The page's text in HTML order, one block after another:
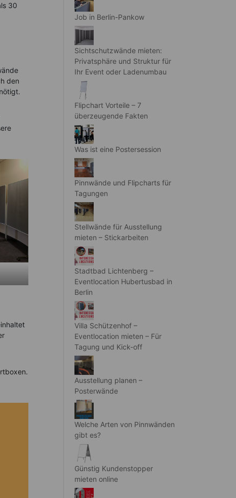
30
den
Job in Berlin-Pankow
Sichtschutzwände mieten:
Privatsphäre und Struktur für
Ihr Event oder Ladenumbau
Flipchart Vorteile – 7
überzeugende Fakten
Was ist eine Postersession
Pinnwände und Flipcharts für
Tagungen
Stellwände für Ausstellung
mieten – Stickarbeiten
Stadtbad Lichtenberg –
Eventlocation Hubertusbad in
Berlin
Villa Schützenhof –
Eventlocation mieten – Für
Tagung und Kick-off
Ausstellung planen –
Posterwände
Welche Arten von Pinnwänden
gibt es?
Günstig Kundenstopper
mieten online